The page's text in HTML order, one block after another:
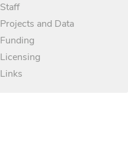
Staff
Projects and Data
Funding
Licensing
Links